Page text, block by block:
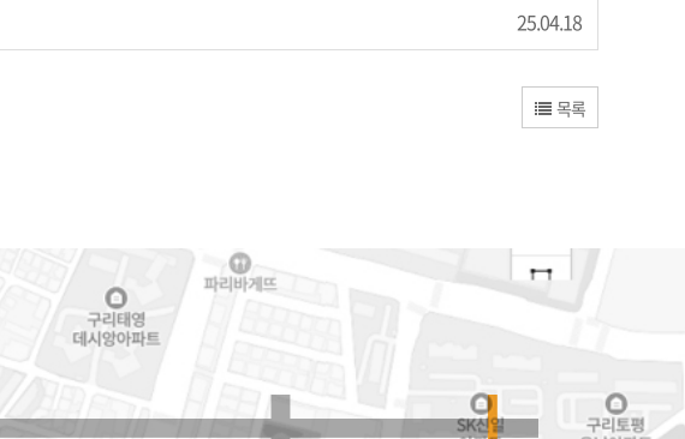
25.04.18
목록